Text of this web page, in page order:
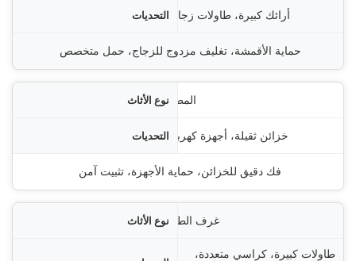
أرائك كبيرة، طاولات زجاجية
حماية الأقمشة، تغليف مزدوج للزجاج، حمل متخصص
المطابخ
خزائن ثقيلة، أجهزة كهربائية
فك دقيق للخزائن، حماية الأجهزة، تثبيت آمن
غرف الطعام
طاولات كبيرة، كراسي متعددة،